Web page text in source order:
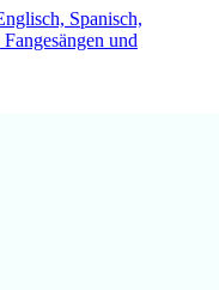
Spanisch,
und